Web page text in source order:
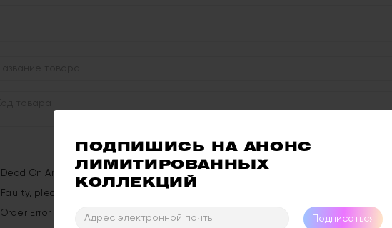
ПОДПИШИСЬ НА АНОНС
ЛИМИТИРОВАННЫХ
КОЛЛЕКЦИЙ
Подписаться
Dead On Arrival
Faulty, please supply details
Order Error